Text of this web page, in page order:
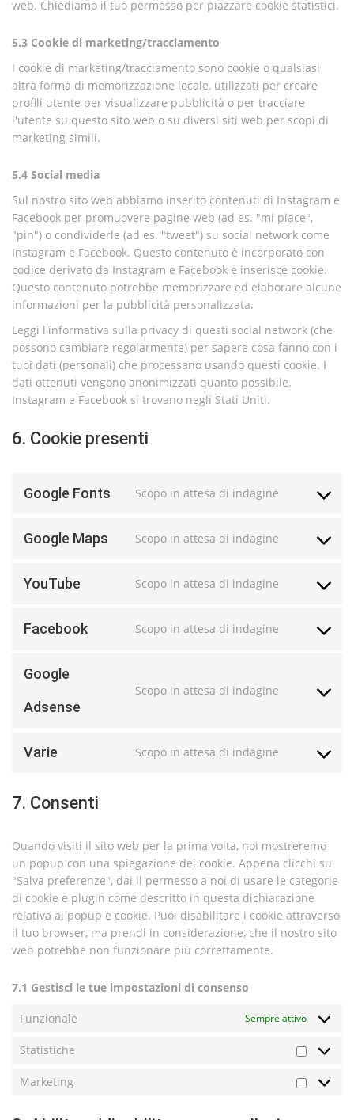
web. Chiediamo il tuo permesso per piazzare cookie statistici.
5.3 Cookie di marketing/tracciamento
I cookie di marketing/tracciamento sono cookie o qualsiasi
altra forma di memorizzazione locale, utilizzati per creare
profili utente per visualizzare pubblicità o per tracciare
l'utente su questo sito web o su diversi siti web per scopi di
marketing simili.
5.4 Social media
Sul nostro sito web abbiamo inserito contenuti di Instagram e
Facebook per promuovere pagine web (ad es. "mi piace",
"pin") o condividerle (ad es. "tweet") su social network come
Instagram e Facebook. Questo contenuto è incorporato con
codice derivato da Instagram e Facebook e inserisce cookie.
Questo contenuto potrebbe memorizzare ed elaborare alcune
informazioni per la pubblicità personalizzata.
Leggi l'informativa sulla privacy di questi social network (che
possono cambiare regolarmente) per sapere cosa fanno con i
tuoi dati (personali) che processano usando questi cookie. I
dati ottenuti vengono anonimizzati quanto possibile.
Instagram e Facebook si trovano negli Stati Uniti.
6. Cookie presenti
Google Fonts Scopo in attesa di indagine
Google Maps Scopo in attesa di indagine
YouTube Scopo in attesa di indagine
Facebook Scopo in attesa di indagine
Google
Adsense
Scopo in attesa di indagine
Varie Scopo in attesa di indagine
7. Consenti
Quando visiti il sito web per la prima volta, noi mostreremo
un popup con una spiegazione dei cookie. Appena clicchi su
"Salva preferenze", dai il permesso a noi di usare le categorie
di cookie e plugin come descritto in questa dichiarazione
relativa ai popup e cookie. Puoi disabilitare i cookie attraverso
il tuo browser, ma prendi in considerazione, che il nostro sito
web potrebbe non funzionare più correttamente.
7.1 Gestisci le tue impostazioni di consenso
Funzionale Sempre attivo
Statistiche
Marketing